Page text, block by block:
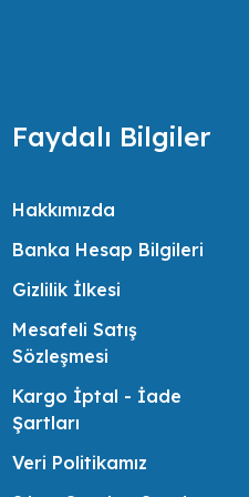
Faydalı Bilgiler
Hakkımızda
Banka Hesap Bilgileri
Gizlilik İlkesi
Mesafeli Satış
Sözleşmesi
Kargo İptal - İade
Şartları
Veri Politikamız